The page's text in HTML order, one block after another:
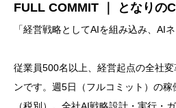
FULL COMMIT ｜ となりの
「経営戦略としてAIを組み込み、AI
従業員500名以上、経営起点の全社
ンです。週5日（フルコミット）の